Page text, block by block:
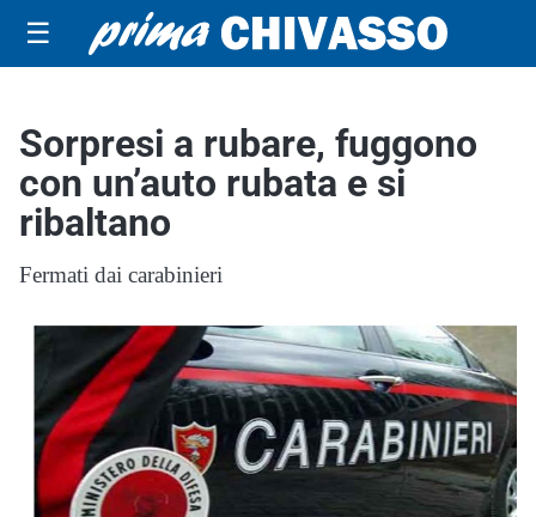
☰
Sorpresi a rubare, fuggono
con un’auto rubata e si
ribaltano
Fermati dai carabinieri